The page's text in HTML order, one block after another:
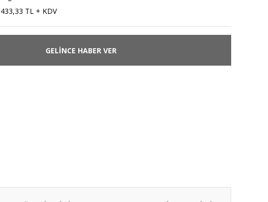
433,33 TL + KDV
GELİNCE HABER VER